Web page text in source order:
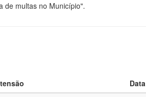
de multas no Município".
Data